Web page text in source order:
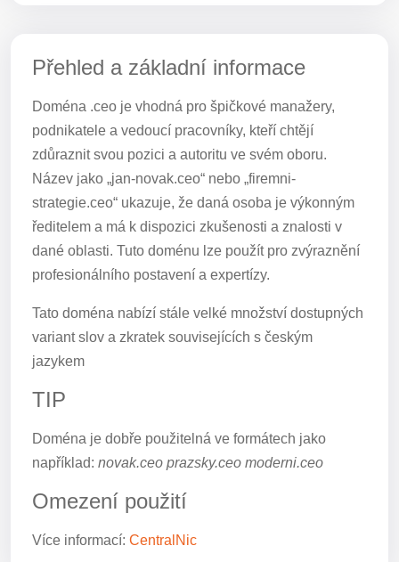
Přehled a základní informace
Doména .ceo je vhodná pro špičkové manažery,
podnikatele a vedoucí pracovníky, kteří chtějí
zdůraznit svou pozici a autoritu ve svém oboru.
Název jako „jan-novak.ceo“ nebo „firemni-
strategie.ceo“ ukazuje, že daná osoba je výkonným
ředitelem a má k dispozici zkušenosti a znalosti v
dané oblasti. Tuto doménu lze použít pro zvýraznění
profesionálního postavení a expertízy.
Tato doména nabízí stále velké množství dostupných
variant slov a zkratek souvisejících s českým
jazykem
TIP
Doména je dobře použitelná ve formátech jako
například: novak.ceo prazsky.ceo moderni.ceo
Omezení použití
Více informací: CentralNic